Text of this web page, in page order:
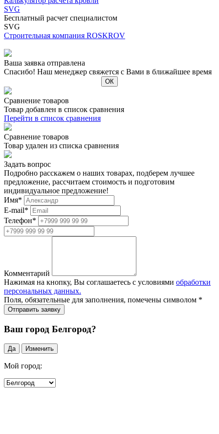
SVG
Бесплатный расчет специалистом
SVG
Строительная компания ROSKROV
Ваша заявка отправлена
Спасибо! Наш менеджер свяжется с Вами в ближайшее время
Сравнение товаров
Товар добавлен в список сравнения
Перейти в список сравнения
Сравнение товаров
Товар удален из списка сравнения
Задать вопрос
Подробно расскажем о наших товарах, подберем лучшее
предложение, рассчитаем стоимость и подготовим
индивидуальное предложение!
Имя*
E-mail*
Телефон*
Комментарий
Нажимая на кнопку, Вы соглашаетесь с условиями обработки
персональных данных.
Поля, обязательные для заполнения, помечены символом *
Ваш город Белгород?
Да Изменить
Мой город: